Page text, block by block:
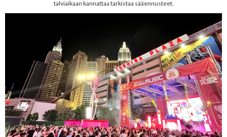
talviaikaan kannattaa tarkistaa sääennusteet.